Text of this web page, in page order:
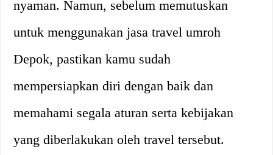
nyaman. Namun, sebelum memutuskan
untuk menggunakan jasa travel umroh
Depok, pastikan kamu sudah
mempersiapkan diri dengan baik dan
memahami segala aturan serta kebijakan
yang diberlakukan oleh travel tersebut.